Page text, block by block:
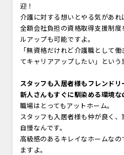
迎！
介護に対する想いとやる気があれ
全額会社負担の資格取得支援制
ルアップも可能ですよ。
「無資格だけれど介護職として
てキャリアアップしたい」という
スタッフも入居者様もフレンドリ
新人さんもすぐに馴染める環境
職場はとってもアットホーム。
スタッフも入居者様も仲が良く
自慢なんです。
高級感のあるキレイなホームな
ますよ。